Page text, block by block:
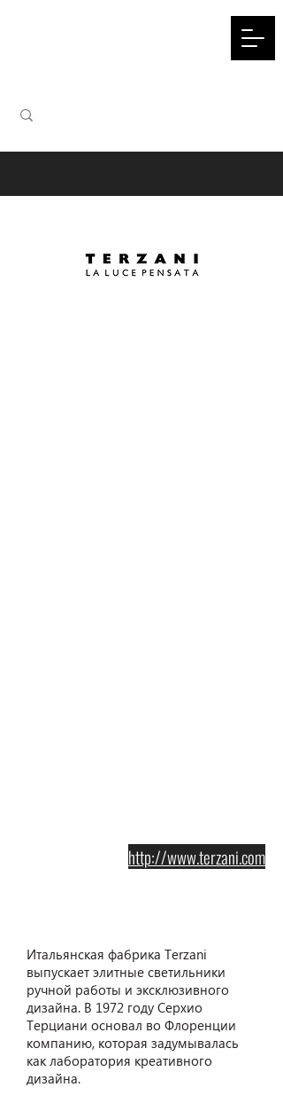
Итальянская фабрика Terzani
выпускает элитные светильники
ручной работы и эксклюзивного
дизайна. В 1972 году Серхио
Терциани основал во Флоренции
компанию, которая задумывалась
как лаборатория креативного
дизайна.
http://www.terzani.com